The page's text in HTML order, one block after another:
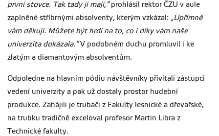
první stovce. Tak tady ji mají,“prohlásil rektor ČZU v aule
zaplněné stříbrnými absolventy, kterým vzkázal: „Upřímně
vám děkuji. Můžete být hrdí na to, co i díky vám naše
univerzita dokázala.“V podobném duchu promluvil i ke
zlatým a diamantovým absolventům.
Odpoledne na hlavním pódiu návštěvníky přivítali zástupci
vedení univerzity a pak už dostaly prostor hudební
produkce. Zahájili je trubači z Fakulty lesnické a dřevařské,
na trubku tradičně exceloval profesor Martin Libra z
Technické fakulty.